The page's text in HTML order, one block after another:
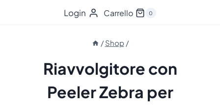
Login Carrello 0
/ Shop /
Riavvolgitore con
Peeler Zebra per